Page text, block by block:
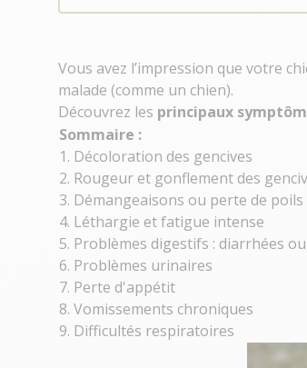
Vous avez l’impression que votre
malade (comme un chien).
Découvrez les principaux
Sommaire :
1. Décoloration des gencives
2. Rougeur et gonflement des
3. Démangeaisons ou perte de poils
4. Léthargie et fatigue intense
5. Problèmes digestifs : diarrhées
6. Problèmes urinaires
7. Perte d'appétit
8. Vomissements chroniques
9. Difficultés respiratoires